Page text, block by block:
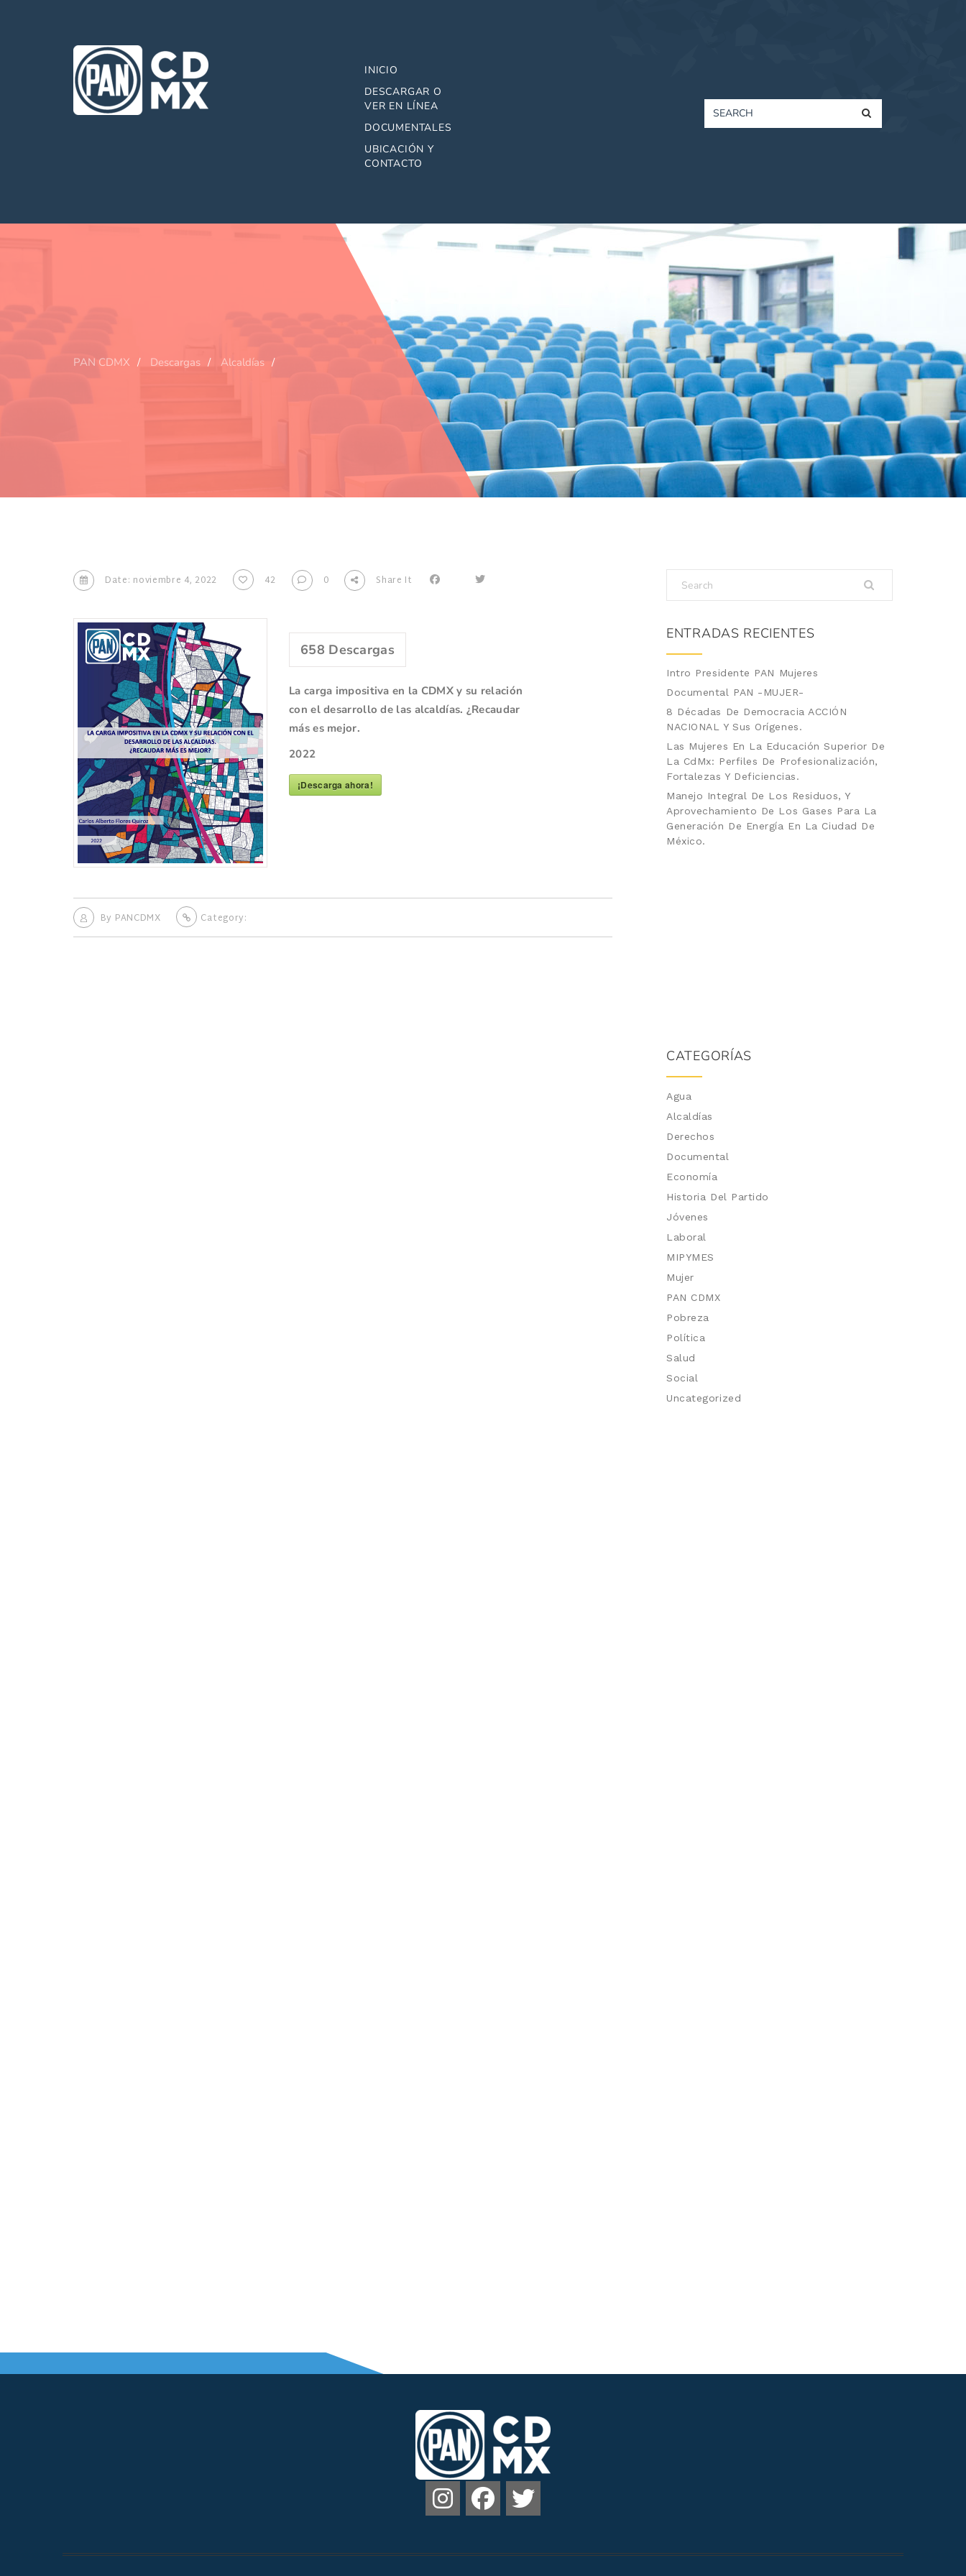
INICIO
DESCARGAR O
VER EN LÍNEA
DOCUMENTALES
UBICACIÓN Y
CONTACTO
PAN CDMX Descargas Alcaldías
Date: noviembre 4, 2022 42 0 Share It
658 Descargas
La carga impositiva en la CDMX y su relación
con el desarrollo de las alcaldías. ¿Recaudar
más es mejor.
2022
¡Descarga ahora!
By PANCDMX Category:
ENTRADAS RECIENTES
Intro Presidente PAN Mujeres
Documental PAN -MUJER-
8 Décadas De Democracia ACCIÓN
NACIONAL Y Sus Orígenes.
Las Mujeres En La Educación Superior De
La CdMx: Perfiles De Profesionalización,
Fortalezas Y Deficiencias.
Manejo Integral De Los Residuos, Y
Aprovechamiento De Los Gases Para La
Generación De Energía En La Ciudad De
México.
CATEGORÍAS
Agua
Alcaldías
Derechos
Documental
Economía
Historia Del Partido
Jóvenes
Laboral
MIPYMES
Mujer
PAN CDMX
Pobreza
Política
Salud
Social
Uncategorized